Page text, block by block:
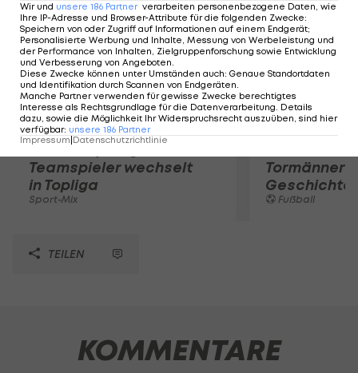
Karrieresprung! ÖVV-
Teamspieler wechselt
in Topliga
Sport-Mix
Tormänner
Geschichte
Fußball
TEILEN
KOMMENTARE
Wir und unsere 186 Partner verarbeiten personenbezogene Daten, wie
Ihre IP-Adresse und Browser-Attribute für die folgenden Zwecke:
Speichern von oder Zugriff auf Informationen auf einem Endgerät;
Personalisierte Werbung und Inhalte, Messung von Werbeleistung und
der Performance von Inhalten, Zielgruppenforschung sowie Entwicklung
und Verbesserung von Angeboten.
Diese Zwecke können unter Umständen auch: Genaue Standortdaten
und Identifikation durch Scannen von Endgeräten.
Manche Partner verwenden für gewisse Zwecke berechtigtes
Interesse als Rechtsgrundlage für die Datenverarbeitung. Details
dazu, sowie die Möglichkeit Ihr Widerspruchsrecht auszuüben, sind hier
verfügbar: unsere 186 Partner
Impressum Datenschutzrichtlinie